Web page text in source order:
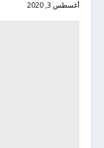
أغسطس 3, 2020